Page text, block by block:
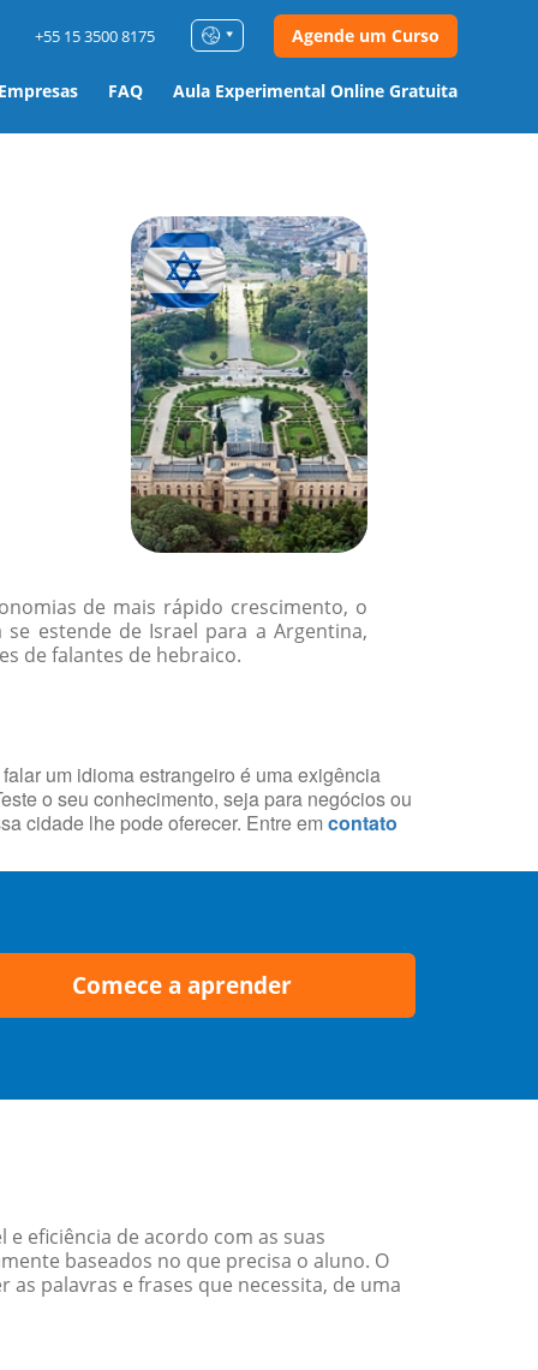
FAQ Aula Experimental Online Gratuita
+55 15 3500 8175 Agende um Curso
de mais rápido crescimento, o
estende de Israel para a Argentina,
de falantes de hebraico.
um idioma estrangeiro é uma exigência
o seu conhecimento, seja para negócios ou
cidade lhe pode oferecer. Entre em contato
Comece a aprender
eficiência de acordo com as suas
baseados no que precisa o aluno. O
palavras e frases que necessita, de uma